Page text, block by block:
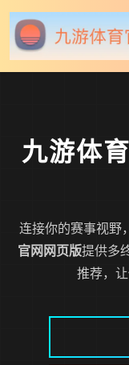
九游体
连接你的赛事视野
官网网页版提供多
推荐，